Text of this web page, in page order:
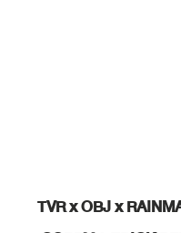
TVR x OBJ x